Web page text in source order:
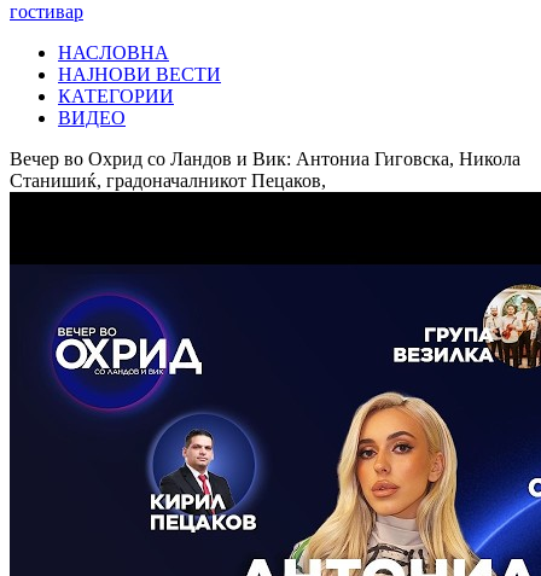
гостивар
НАСЛОВНА
НАЈНОВИ ВЕСТИ
КАТЕГОРИИ
ВИДЕО
Вечер во Охрид со Ландов и Вик: Антониа Гиговска, Никола
Станишиќ, градоначалникот Пецаков,